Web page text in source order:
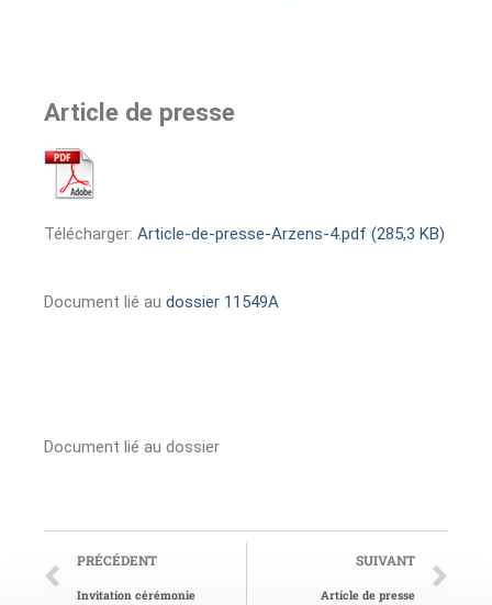
Article de presse
Télécharger: Article-de-presse-Arzens-4.pdf (285,3 KB)
Document lié au dossier 11549A
Document lié au dossier
PRÉCÉDENT
Invitation cérémonie
SUIVANT
Article de presse